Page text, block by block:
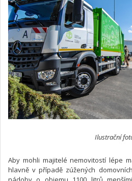
Ilustrační
Aby mohli majitelé nemovitostí lépe
hlavně v případě zúžených